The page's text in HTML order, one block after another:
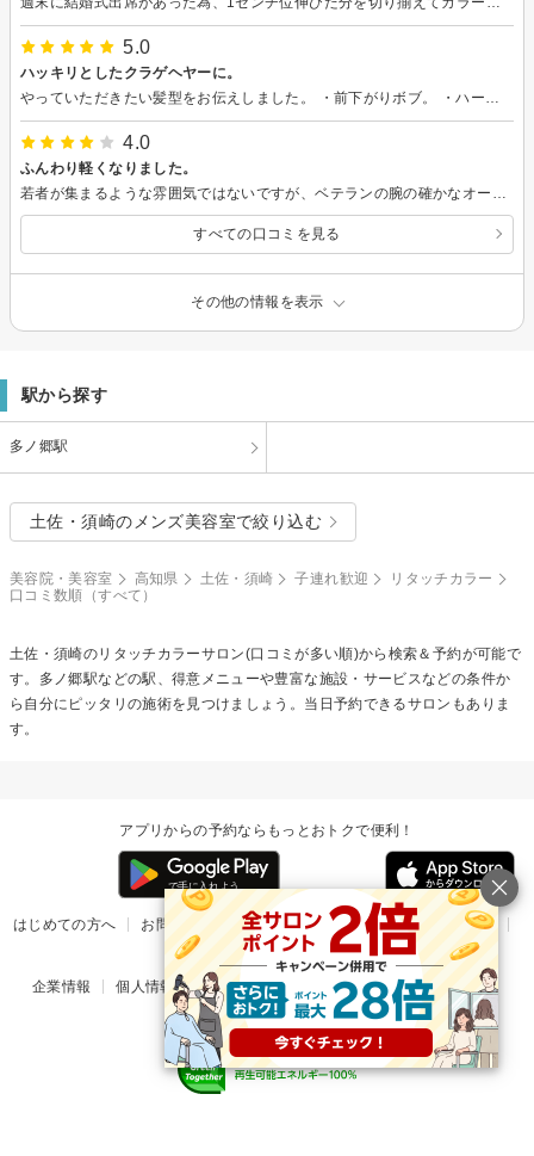
5.0
ハッキリとしたクラゲヘヤーに。
4.0
ふんわり軽くなりました。
すべての口コミを見る
その他の情報を表示
駅から探す
多ノ郷駅
土佐・須崎のメンズ美容室で絞り込む
美容院・美容室 高知県 土佐・須崎 子連れ歓迎
リタッチカラー
口コミ数順（すべて）
土佐・須崎のリタッチカラーサロン(口コミが多い順)から検索＆予約が可能で
す。多ノ郷駅などの駅、得意メニューや豊富な施設・サービスなどの条件か
ら自分にピッタリの施術を見つけましょう。当日予約できるサロンもありま
す。
アプリからの予約ならもっとおトクで便利！
はじめての方へ お問い合わせ ヘルプ リリース情報
利用規約
掲載ご希望のサロン様
企業情報 個人情報保護方針 楽天のサービス一覧 アプリ一覧
© Rakuten Group, Inc.